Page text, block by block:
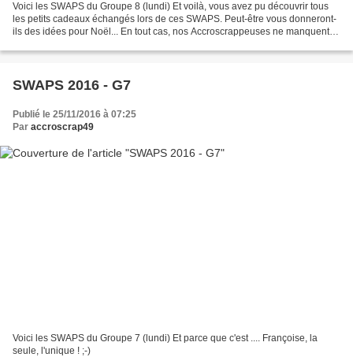
Voici les SWAPS du Groupe 8 (lundi) Et voilà, vous avez pu découvrir tous
les petits cadeaux échangés lors de ces SWAPS. Peut-être vous donneront-
ils des idées pour Noël... En tout cas, nos Accroscrappeuses ne manquent
SWAPS 2016 - G7
Publié le 25/11/2016 à 07:25
Par accroscrap49
Voici les SWAPS du Groupe 7 (lundi) Et parce que c'est .... Françoise, la
seule, l'unique ! ;-)